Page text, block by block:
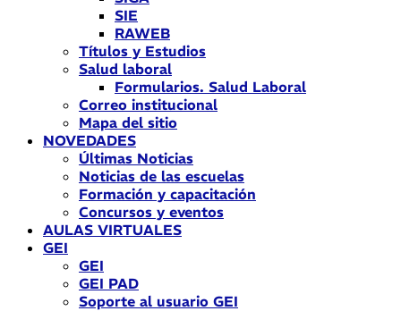
SIE
RAWEB
Títulos y Estudios
Salud laboral
Formularios. Salud Laboral
Correo institucional
Mapa del sitio
NOVEDADES
Últimas Noticias
Noticias de las escuelas
Formación y capacitación
Concursos y eventos
AULAS VIRTUALES
GEI
GEI
GEI PAD
Soporte al usuario GEI